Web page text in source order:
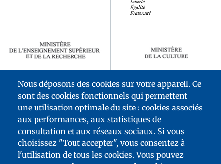
Nous déposons des cookies sur votre appareil. Ce
sont des cookies fonctionnels qui permettent
une utilisation optimale du site : cookies associés
aux performances, aux statistiques de
consultation et aux réseaux sociaux. Si vous
choisissez "Tout accepter", vous consentez à
l'utilisation de tous les cookies. Vous pouvez